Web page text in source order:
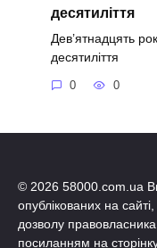
десятиліття
Дев’ятнадцять
десятиліття
0 0
© 2026 58000.com.ua
опублікованих на
дозволу
посиланням на